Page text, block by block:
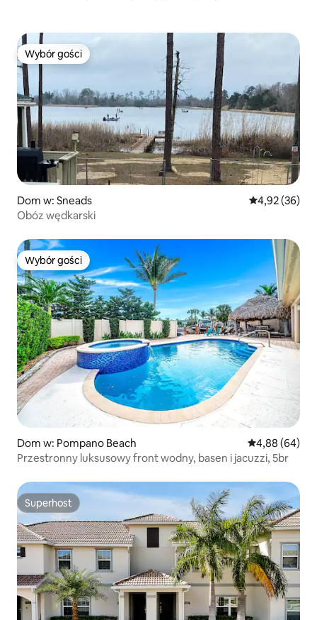
Wybór gości
Wybór gości
Dom w: Sneads Średnia
4,92 (36)
Obóz wędkarski
Wybór gości
Wybór gości
Dom w: Pompano Beach Średnia
4,88 (64)
Przestronny luksusowy front wodny, basen i jacuzzi, 5br
Superhost
Superhost